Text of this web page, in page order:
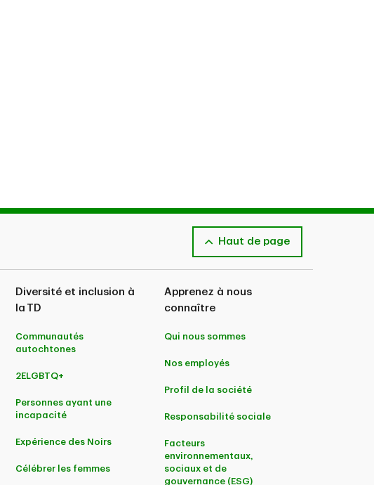
Haut de page
Diversité et inclusion à
la TD
Communautés
autochtones
2ELGBTQ+
Personnes ayant une
incapacité
Expérience des Noirs
Célébrer les femmes
Apprenez à nous
connaître
Qui nous sommes
Nos employés
Profil de la société
Responsabilité sociale
Facteurs
environnementaux,
sociaux et de
gouvernance (ESG)